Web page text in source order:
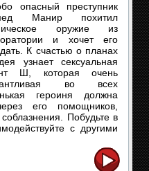
опасный преступник
Манир похитил
оружие из
и хочет его
К счастью о планах
узнает сексуальная
Ш, которая очень
во всех
героиня должна
его помощников,
Побудьте в
с другими